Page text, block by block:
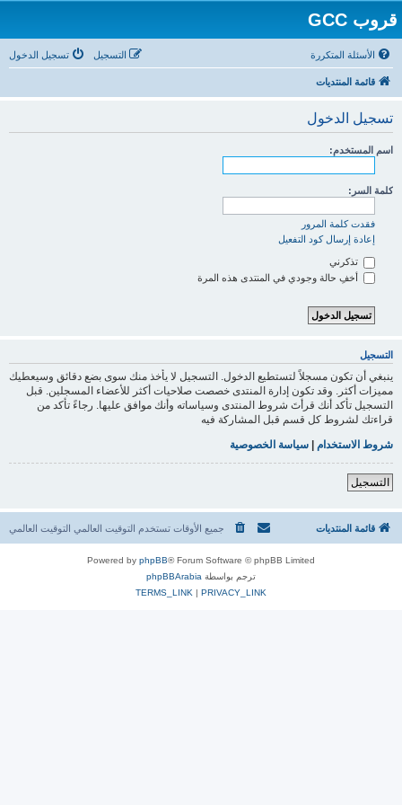
قروب GCC
الأسئلة المتكررة تسجيل الدخول التسجيل
قائمة المنتديات
تسجيل الدخول
اسم المستخدم:
كلمة السر:
فقدت كلمة المرور
إعادة إرسال كود التفعيل
تذكرني
أخفِ حالة وجودي في المنتدى هذه المرة
التسجيل
ينبغي أن تكون مسجلاً لتستطيع الدخول. التسجيل لا يأخذ منك سوى بضع دقائق وسيعطيك
مميزات أكثر. وقد تكون إدارة المنتدى خصصت صلاحيات أكثر للأعضاء المسجلين. قبل
التسجيل تأكد أنك قرأتَ شروط المنتدى وسياساته وأنك موافق عليها. رجاءً تأكد من
قراءتك لشروط كل قسم قبل المشاركة فيه
شروط الاستخدام | سياسة الخصوصية
التسجيل
قائمة المنتديات جميع الأوقات تستخدم التوقيت العالمي التوقيت العالمي
Powered by phpBB® Forum Software © phpBB Limited
ترجم بواسطة phpBBArabia
PRIVACY_LINK
|
TERMS_LINK